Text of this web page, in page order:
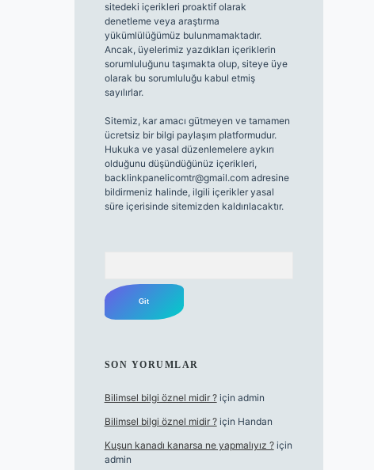
sitedeki içerikleri proaktif olarak
denetleme veya araştırma
yükümlülüğümüz bulunmamaktadır.
Ancak, üyelerimiz yazdıkları içeriklerin
sorumluluğunu taşımakta olup, siteye üye
olarak bu sorumluluğu kabul etmiş
sayılırlar.
Sitemiz, kar amacı gütmeyen ve tamamen
ücretsiz bir bilgi paylaşım platformudur.
Hukuka ve yasal düzenlemelere aykırı
olduğunu düşündüğünüz içerikleri,
backlinkpanelicomtr@gmail.comadresine
bildirmeniz halinde, ilgili içerikler yasal
süre içerisinde sitemizden kaldırılacaktır.
SON YORUMLAR
Bilimsel bilgi öznel midir ?için admin
Bilimsel bilgi öznel midir ?için Handan
Kuşun kanadı kanarsa ne yapmalıyız ?için
admin